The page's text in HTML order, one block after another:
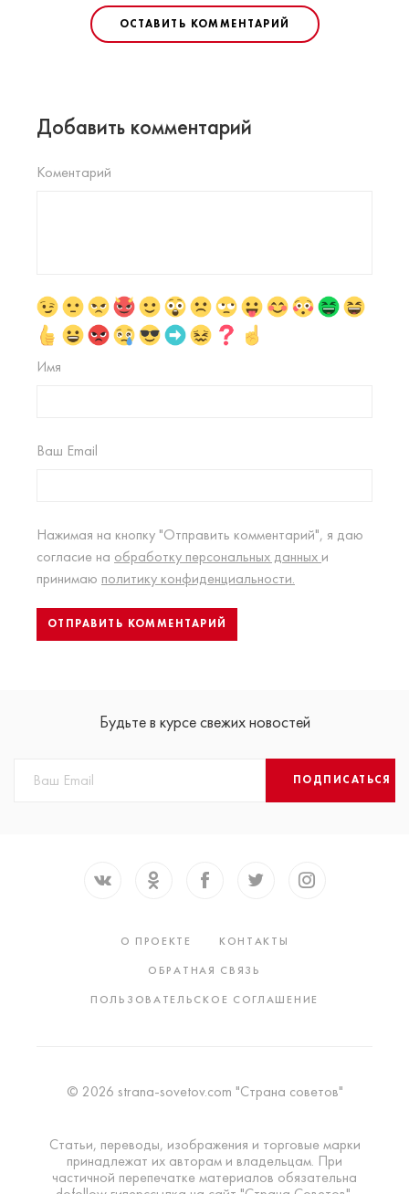
ОСТАВИТЬ КОММЕНТАРИЙ
Добавить комментарий
Коментарий
Имя
Ваш Email
Нажимая на кнопку "Отправить комментарий", я даю
согласие на обработку персональных данных и
принимаю политику конфиденциальности.
Будьте в курсе свежих новостей
ПОДПИСАТЬСЯ
О ПРОЕКТЕ
КОНТАКТЫ
ОБРАТНАЯ СВЯЗЬ
ПОЛЬЗОВАТЕЛЬСКОЕ СОГЛАШЕНИЕ
© 2026 strana-sovetov.com "Страна советов"
Статьи, переводы, изображения и торговые марки
принадлежат их авторам и владельцам. При
частичной перепечатке материалов обязательна